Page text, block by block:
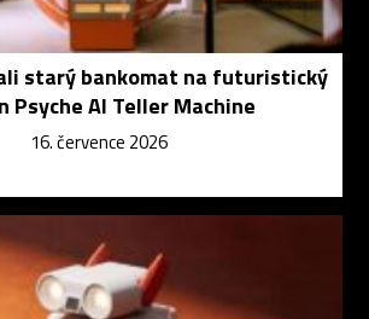
starý bankomat na futuristický
Psyche AI Teller Machine
16. července 2026